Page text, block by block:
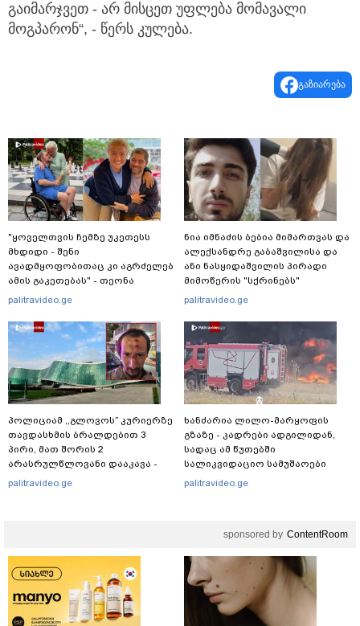
გაიმარჯვეთ - არ მისცეთ უფლება მომავალი
მოგპარონ“, - წერს კულება.
გაზიარება
"ყოველთვის ჩემზე უკეთესს
მხდიდი - შენი
ავადმყოფობითაც კი აგრძელებ
ამის გაკეთებას" - თეონა
კონტრიძე მეუღლეს ემოციურ
palitravideo.ge
პოლიციამ ,,გლოვოს” კურიერზე
თავდასხმის ბრალდებით 3
პირი, მათ შორის 2
არასრულწლოვანი დააკავა -
შსს ინფორმაციას ავრცელებს
palitravideo.ge
ნია იმნაძის ბებია მიმართვას და
ალექსანდრე გაბაშვილისა და
ანი ნასყიდაშვილის პირადი
მიმოწერის "სქრინებს"
ავრცელებს
palitravideo.ge
ხანძარია ლილო-მარყოფის
გზაზე - კადრები ადგილიდან,
სადაც ამ წუთებში
სალიკვიდაციო სამუშაოები
მიმდინარეობს
palitravideo.ge
sponsored by ContentRoom